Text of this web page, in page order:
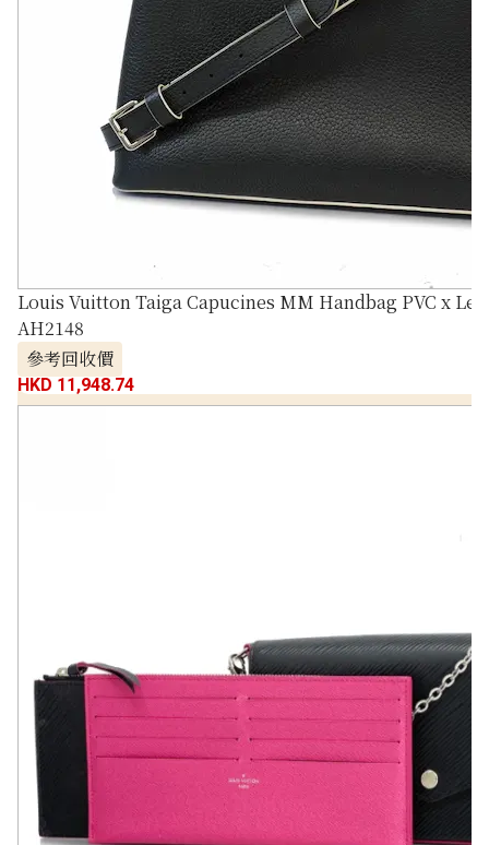
Louis Vuitton Taiga Capucines MM Handbag PVC x
AH2148
參考回收價
HKD 11,948.74